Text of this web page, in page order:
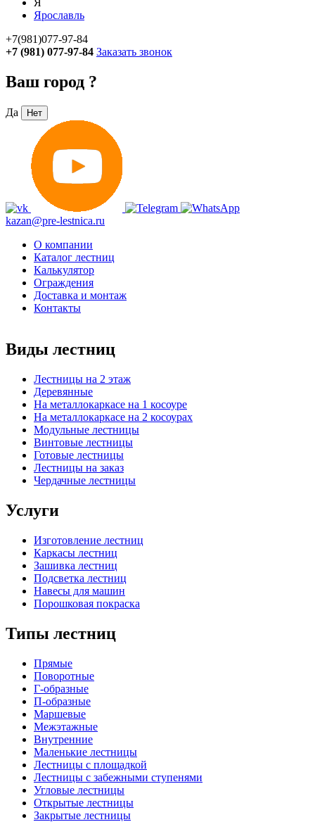
Я
Ярославль
+7(981)077-97-84
+7 (981) 077-97-84 Заказать звонок
Ваш город ?
Да Нет
kazan@pre-lestnica.ru
О компании
Каталог лестниц
Калькулятор
Ограждения
Доставка и монтаж
Контакты
Виды лестниц
Лестницы на 2 этаж
Деревянные
На металлокаркасе на 1 косоуре
На металлокаркасе на 2 косоурах
Модульные лестницы
Винтовые лестницы
Готовые лестницы
Лестницы на заказ
Чердачные лестницы
Услуги
Изготовление лестниц
Каркасы лестниц
Зашивка лестниц
Подсветка лестниц
Навесы для машин
Порошковая покраска
Типы лестниц
Прямые
Поворотные
Г-образные
П-образные
Маршевые
Межэтажные
Внутренние
Маленькие лестницы
Лестницы с площадкой
Лестницы с забежными ступенями
Угловые лестницы
Открытые лестницы
Закрытые лестницы